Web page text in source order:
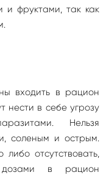
и фруктами, так как
входить в рацион
нести в себе угрозу
Нельзя
соленым и острым.
отсутствовать,
дозами в рацион